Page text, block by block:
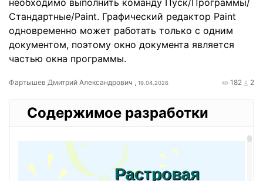
необходимо выполнить команду Пуск/Программы/
Стандартные/Paint. Графический редактор Paint
одновременно может работать только с одним
документом, поэтому окно документа является
частью окна программы.
Фартышев Дмитрий Александрович , 19.04.2026 182 2
Содержимое разработки